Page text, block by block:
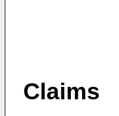
Claims